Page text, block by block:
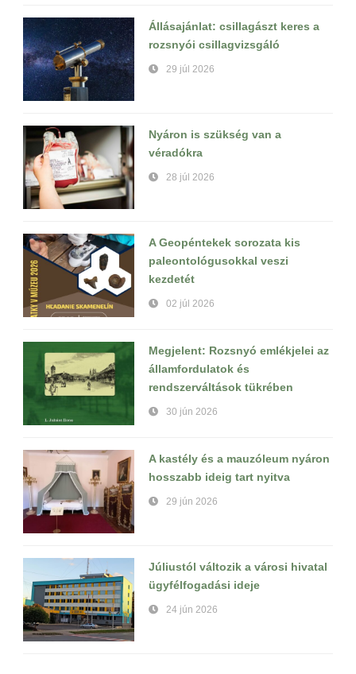
Állásajánlat: csillagászt keres a
rozsnyói csillagvizsgáló
29 júl 2026
Nyáron is szükség van a
véradókra
28 júl 2026
A Geopéntekek sorozata kis
paleontológusokkal veszi
kezdetét
02 júl 2026
Megjelent: Rozsnyó emlékjelei az
államfordulatok és
rendszerváltások tükrében
30 jún 2026
A kastély és a mauzóleum nyáron
hosszabb ideig tart nyitva
29 jún 2026
Júliustól változik a városi hivatal
ügyfélfogadási ideje
24 jún 2026